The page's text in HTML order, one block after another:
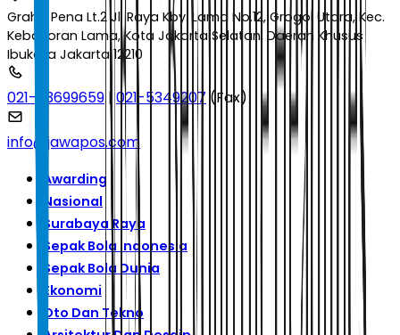
Graha Pena Lt.2 Jl. Raya Kby. Lama No.12, Grogol Utara, Kec.
Kebayoran Lama, Kota Jakarta Selatan, Daerah Khusus
Ibukota Jakarta 12210
021-53699659 | 021-5349207 (Fax)
info@jawapos.com
Awarding
Nasional
Surabaya Raya
Sepak Bola Indonesia
Sepak Bola Dunia
Ekonomi
Oto Dan Tekno